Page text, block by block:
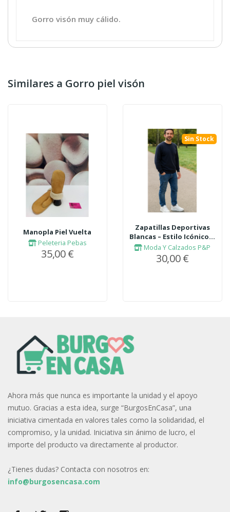
Gorro visón muy cálido.
Similares a Gorro piel visón
Manopla Piel Vuelta
Peleteria Pebas
35,00 €
Sin Stock
Zapatillas Deportivas
Blancas – Estilo Icónico...
Moda Y Calzados P&P
30,00 €
Ahora más que nunca es importante la unidad y el apoyo
mutuo. Gracias a esta idea, surge “BurgosEnCasa”, una
iniciativa cimentada en valores tales como la solidaridad, el
compromiso, y la unidad. Iniciativa sin ánimo de lucro, el
importe del producto va directamente al productor.
¿Tienes dudas? Contacta con nosotros en:
info@burgosencasa.com